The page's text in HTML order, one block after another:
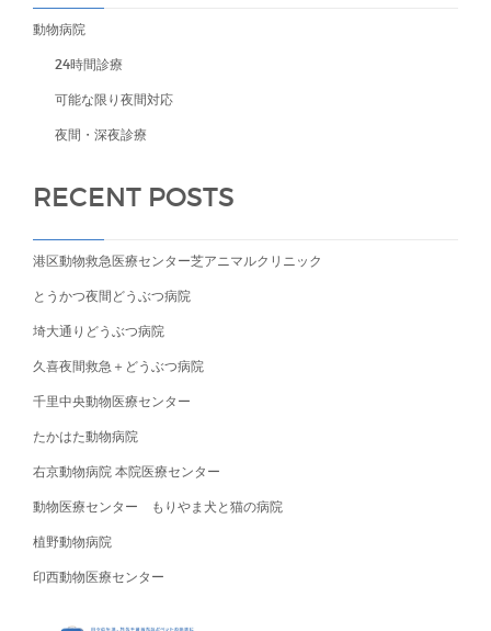
動物病院
24時間診療
可能な限り夜間対応
夜間・深夜診療
RECENT POSTS
港区動物救急医療センター芝アニマルクリニック
とうかつ夜間どうぶつ病院
埼大通りどうぶつ病院
久喜夜間救急＋どうぶつ病院
千里中央動物医療センター
たかはた動物病院
右京動物病院 本院医療センター
動物医療センター もりやま犬と猫の病院
植野動物病院
印西動物医療センター